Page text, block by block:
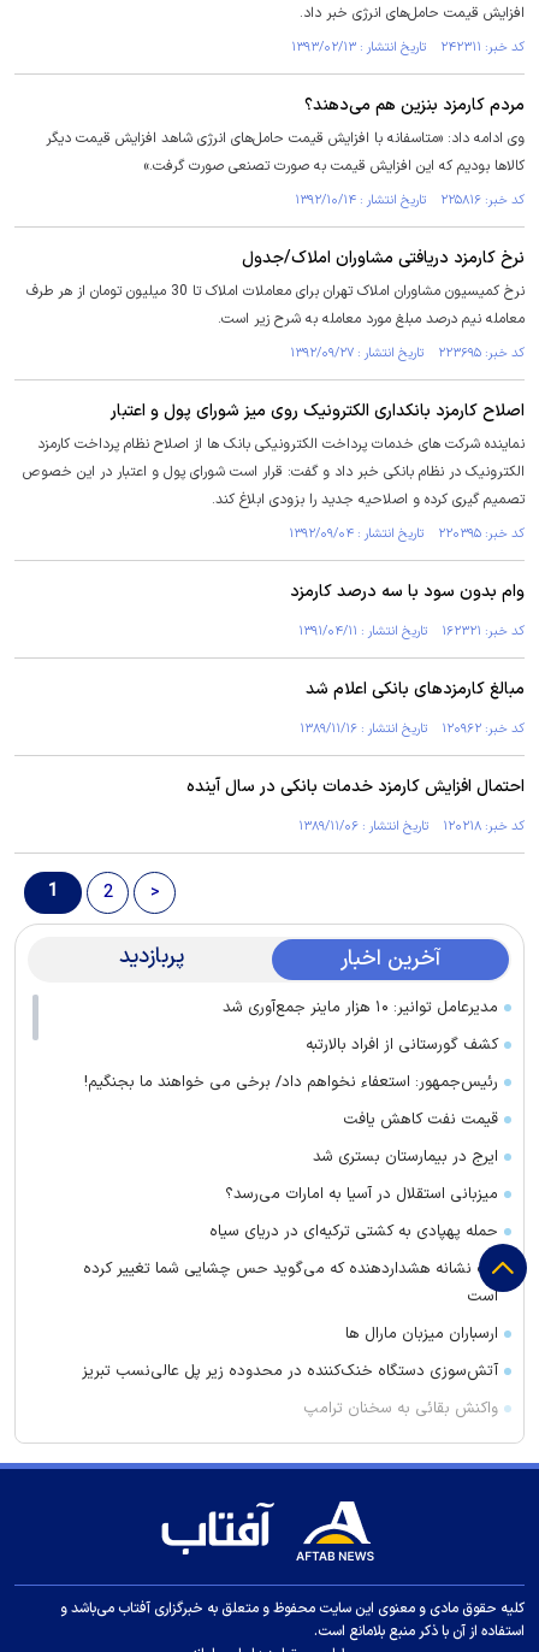
افزایش قیمت حامل‌های انرژی خبر داد.
کد خبر: ۲۴۲۳۱۱ تاریخ انتشار : ۱۳۹۳/۰۲/۱۳
مردم کارمزد بنزین هم می‌دهند؟
وی ادامه داد: «متاسفانه با افزایش قیمت حامل‌های انرژی شاهد افزایش قیمت دیگر
کالاها بودیم که این افزایش قیمت به صورت تصنعی صورت گرفت.»
کد خبر: ۲۲۵۸۱۶ تاریخ انتشار : ۱۳۹۲/۱۰/۱۴
نرخ کارمزد دریافتی مشاوران املاک/جدول
نرخ کمیسیون مشاوران املاک تهران برای معاملات املاک تا 30 میلیون تومان از هر طرف
معامله نیم درصد مبلغ مورد معامله به شرح زیر است.
کد خبر: ۲۲۳۶۹۵ تاریخ انتشار : ۱۳۹۲/۰۹/۲۷
اصلاح کارمزد بانکداری الکترونیک روی میز شورای پول و اعتبار
نماینده شرکت های خدمات پرداخت الکترونیکی بانک ها از اصلاح نظام پرداخت کارمزد
الکترونیک در نظام بانکی خبر داد و گفت: قرار است شورای پول و اعتبار در این خصوص
تصمیم گیری کرده و اصلاحیه جدید را بزودی ابلاغ کند.
کد خبر: ۲۲۰۳۹۵ تاریخ انتشار : ۱۳۹۲/۰۹/۰۴
وام بدون سود با سه درصد کارمزد
کد خبر: ۱۶۲۳۲۱ تاریخ انتشار : ۱۳۹۱/۰۴/۱۱
مبالغ کارمزدهای بانکی اعلام شد
کد خبر: ۱۲۰۹۶۲ تاریخ انتشار : ۱۳۸۹/۱۱/۱۶
احتمال افزایش کارمزد خدمات بانکی در سال آینده
کد خبر: ۱۲۰۲۱۸ تاریخ انتشار : ۱۳۸۹/۱۱/۰۶
1 2 >
آخرین اخبار پربازدید
مدیرعامل توانیر: ۱۰ هزار ماینر جمع‌آوری شد
کشف گورستانی از افراد بالارتبه
رئیس‌جمهور: استعفاء نخواهم داد/ برخی می خواهند ما بجنگیم!
قیمت نفت کاهش یافت
ایرج در بیمارستان بستری شد
میزبانی استقلال در آسیا به امارات می‌رسد؟
حمله پهپادی به کشتی ترکیه‌ای در دریای سیاه
یک نشانه هشداردهنده که می‌گوید حس چشایی شما تغییر کرده
است
ارسباران میزبان مارال ها
آتش‌سوزی دستگاه خنک‌کننده در محدوده زیر پل عالی‌نسب تبریز
واکنش بقائی به سخنان ترامپ
وزیر خزانه داری آمریکا: در دو سال آینده تنگه هرمز بی‌اهمیت خواهد
شد
سنای آمریکا لایحه تحریم‌های گسترده انرژی روسیه را تصویب کرد
واکنش عراقچی به توافقنامه مکه
مقاومت عراق پاسخ به حملات به حشد الشعبی را به تعویق انداخت
تحریم های جدید آمریکا علیه ایران
کلیه حقوق مادی و معنوی این سایت محفوظ و متعلق به خبرگزاری آفتاب می‌باشد و
استفاده از آن با ذکر منبع بلامانع است.